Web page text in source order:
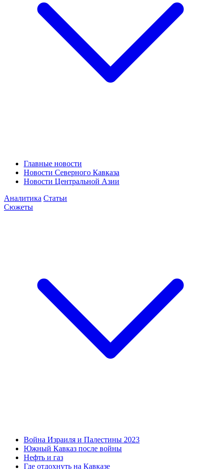
Главные новости
Новости Северного Кавказа
Новости Центральной Азии
Аналитика Статьи
Сюжеты
Война Израиля и Палестины 2023
Южный Кавказ после войны
Нефть и газ
Где отдохнуть на Кавказе